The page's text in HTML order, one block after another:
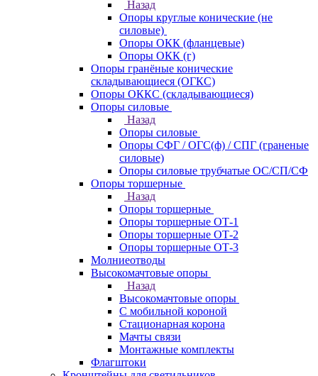
Назад
Опоры круглые конические (не
силовые)
Опоры ОКК (фланцевые)
Опоры ОКК (г)
Опоры гранёные конические
складывающиеся (ОГКС)
Опоры ОККС (складывающиеся)
Опоры силовые
Назад
Опоры силовые
Опоры СФГ / ОГС(ф) / СПГ (граненые
силовые)
Опоры силовые трубчатые ОС/СП/СФ
Опоры торшерные
Назад
Опоры торшерные
Опоры торшерные ОТ-1
Опоры торшерные ОТ-2
Опоры торшерные ОТ-3
Молниеотводы
Высокомачтовые опоры
Назад
Высокомачтовые опоры
С мобильной короной
Стационарная корона
Мачты связи
Монтажные комплекты
Флагштоки